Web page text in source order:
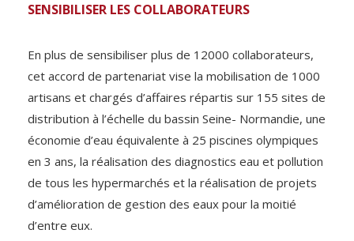
SENSIBILISER LES COLLABORATEURS
En plus de sensibiliser plus de 12000 collaborateurs,
cet accord de partenariat vise la mobilisation de 1000
artisans et chargés d’affaires répartis sur 155 sites de
distribution à l’échelle du bassin Seine- Normandie, une
économie d’eau équivalente à 25 piscines olympiques
en 3 ans, la réalisation des diagnostics eau et pollution
de tous les hypermarchés et la réalisation de projets
d’amélioration de gestion des eaux pour la moitié
d’entre eux.